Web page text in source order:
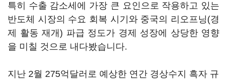
특히 수출 감소세에 가장 큰 요인으로 작용하고 있는
반도체 시장의 수요 회복 시기와 중국의 리오프닝(경
제 활동 재개) 파급 정도가 경제 성장에 상당한 영향
을 미칠 것으로 내다봤습니다.
지난 2월 275억달러로 예상한 연간 경상수지 흑자 규